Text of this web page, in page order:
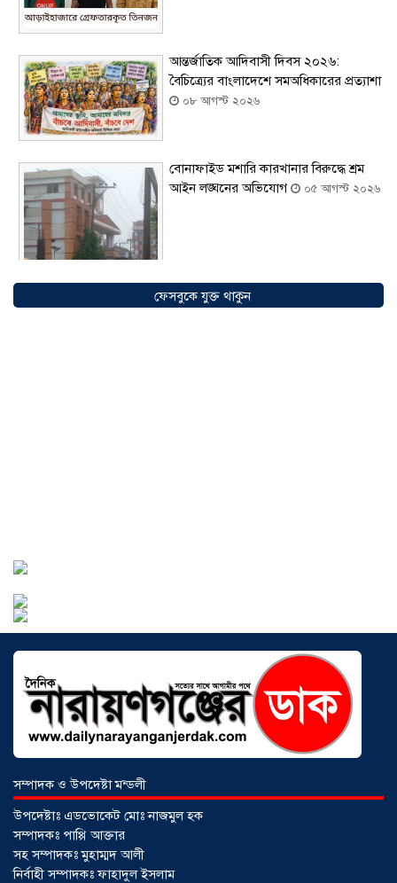
আন্তর্জাতিক আদিবাসী দিবস ২০২৬:
বৈচিত্র্যের বাংলাদেশে সমঅধিকারের প্রত্যাশা
০৮ আগস্ট ২০২৬
বোনাফাইড মশারি কারখানার বিরুদ্ধে শ্রম
আইন লঙ্ঘনের অভিযোগ
০৫ আগস্ট ২০২৬
২০২৬
আড়াইহাজারে বান্টি বাজারে ৫ গ্রাম
হেরোইনসহ যুবক গ্রেপ্তার
০৩ আগস্ট ২০২৬
ফেসবুকে যুক্ত থাকুন
সম্পাদক ও উপদেষ্টা মন্ডলী
উপদেষ্টাঃ এডভোকেট মোঃ নাজমুল হক
সম্পাদকঃ পাপ্পি আক্তার
সহ সম্পাদকঃ মুহাম্মদ আলী
নির্বাহী সম্পাদকঃ ফাহাদুল ইসলাম